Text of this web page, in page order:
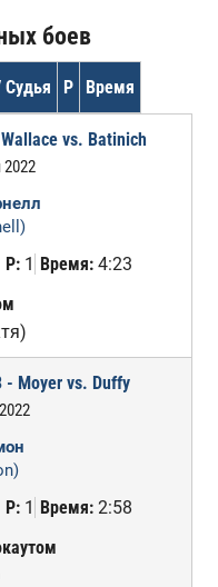
боев
Р Время
vs. Batinich
Р:1 Время:4:23
- Moyer vs. Duffy
Р:1 Время:2:58